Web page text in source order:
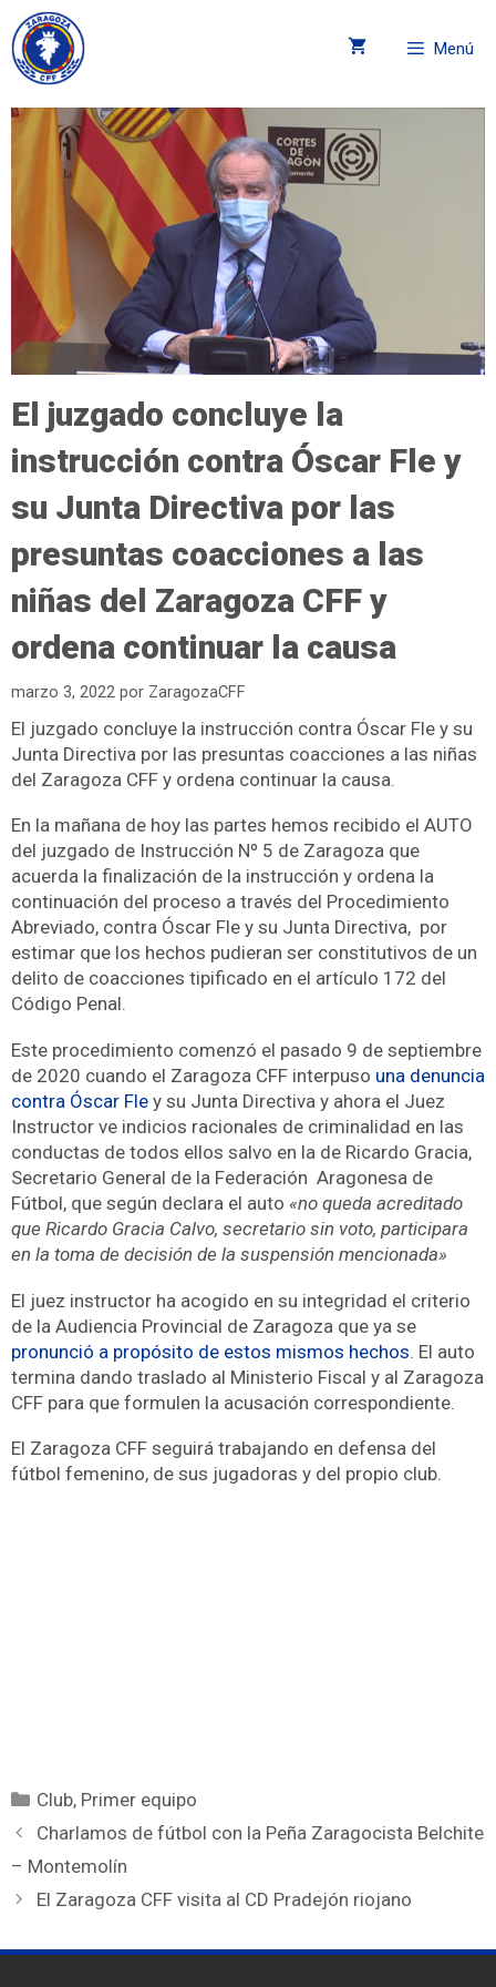
Menú
El juzgado concluye la
instrucción contra Óscar Fle y
su Junta Directiva por las
presuntas coacciones a las
niñas del Zaragoza CFF y
ordena continuar la causa
marzo 3, 2022 por ZaragozaCFF
El juzgado concluye la instrucción contra Óscar Fle y su
Junta Directiva por las presuntas coacciones a las niñas
del Zaragoza CFF y ordena continuar la causa.
En la mañana de hoy las partes hemos recibido el AUTO
del juzgado de Instrucción Nº 5 de Zaragoza que
acuerda la finalización de la instrucción y ordena la
continuación del proceso a través del Procedimiento
Abreviado, contra Óscar Fle y su Junta Directiva, por
estimar que los hechos pudieran ser constitutivos de un
delito de coacciones tipificado en el artículo 172 del
Código Penal.
Este procedimiento comenzó el pasado 9 de septiembre
de 2020 cuando el Zaragoza CFF interpuso una denuncia
contra Óscar Fle y su Junta Directiva y ahora el Juez
Instructor ve indicios racionales de criminalidad en las
conductas de todos ellos salvo en la de Ricardo Gracia,
Secretario General de la Federación Aragonesa de
Fútbol, que según declara el auto «no queda acreditado
que Ricardo Gracia Calvo, secretario sin voto, participara
en la toma de decisión de la suspensión mencionada»
El juez instructor ha acogido en su integridad el criterio
de la Audiencia Provincial de Zaragoza que ya se
pronunció a propósito de estos mismos hechos. El auto
termina dando traslado al Ministerio Fiscal y al Zaragoza
CFF para que formulen la acusación correspondiente.
El Zaragoza CFF seguirá trabajando en defensa del
fútbol femenino, de sus jugadoras y del propio club.
Club, Primer equipo
Charlamos de fútbol con la Peña Zaragocista Belchite
– Montemolín
El Zaragoza CFF visita al CD Pradejón riojano